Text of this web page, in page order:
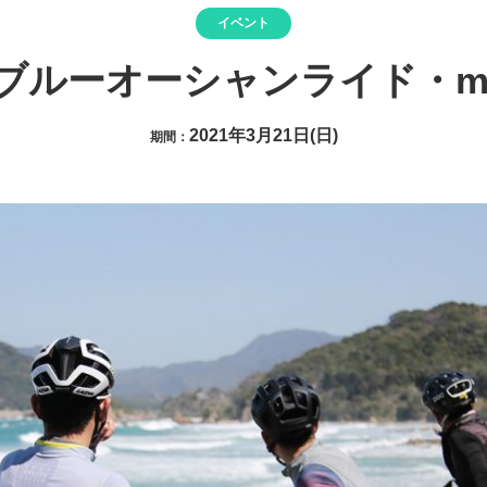
イベント
ルーオーシャンライド・
期間： 2021年3月21日(日)